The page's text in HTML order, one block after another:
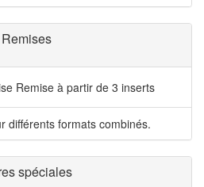
Remises
Remise à partir de 3 inserts
différents formats combinés.
spéciales